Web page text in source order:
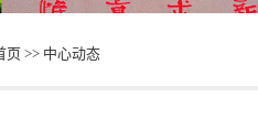
页 >> 中心动态